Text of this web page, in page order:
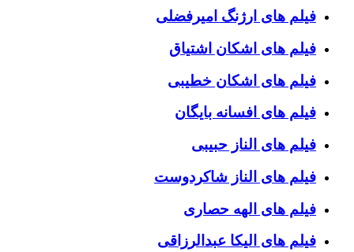
فیلم های ارژنگ امیرفضلی
فیلم های اشکان اشتیاق
فیلم های اشکان خطیبی
فیلم های افسانه بایگان
فیلم های الناز حبیبی
فیلم های الناز شاکردوست
فیلم های الهه حصاری
فیلم های الیکا عبدالرزاقی